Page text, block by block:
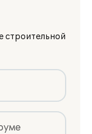
работ
ход
строительной